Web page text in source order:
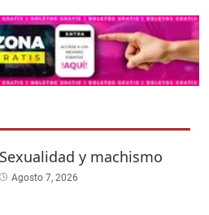
Sexualidad y machismo
Agosto 7, 2026